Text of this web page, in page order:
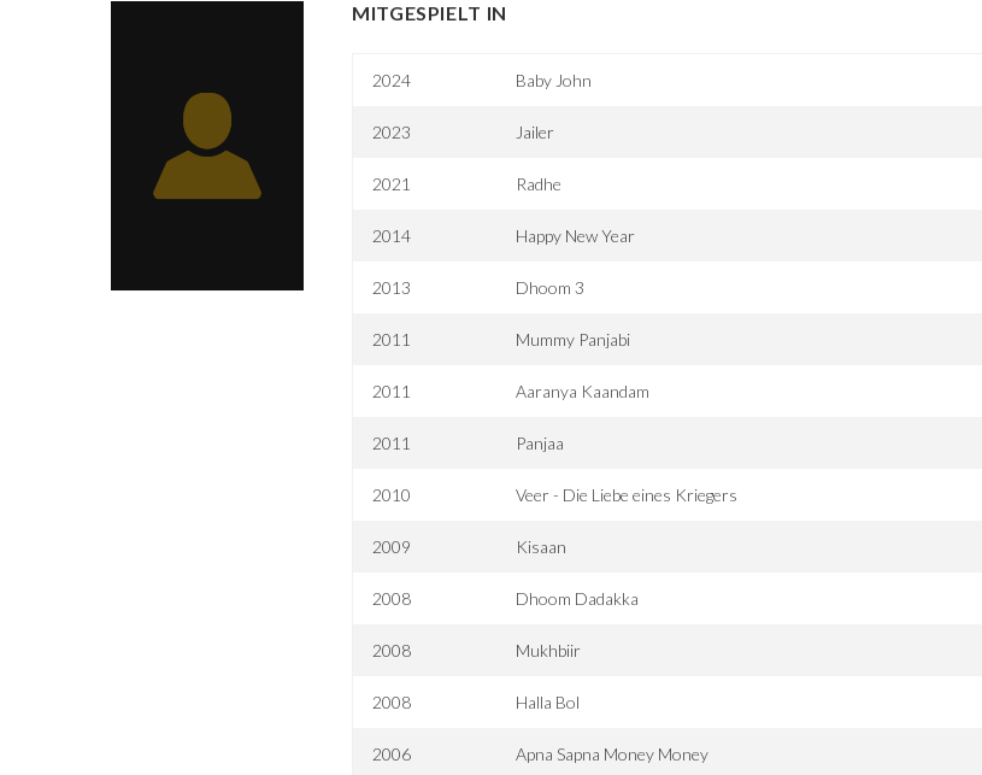
MITGESPIELT IN
2024 Baby John
2023 Jailer
2021 Radhe
2014 Happy New Year
2013 Dhoom 3
2011 Mummy Panjabi
2011 Aaranya Kaandam
2011 Panjaa
2010 Veer - Die Liebe eines Kriegers
2009 Kisaan
2008 Dhoom Dadakka
2008 Mukhbiir
2008 Halla Bol
2006 Apna Sapna Money Money